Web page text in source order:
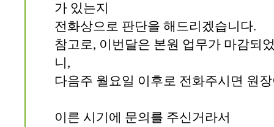
가 있는지
전화상으로 판단을 해드리겠습니다.
참고로, 이번달은 본원 업무가 마감되
니,
다음주 월요일 이후로 전화주시면 원
이른 시기에 문의를 주신거라서